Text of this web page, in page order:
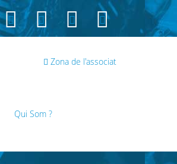
Zona de l'associat
Qui Som ?